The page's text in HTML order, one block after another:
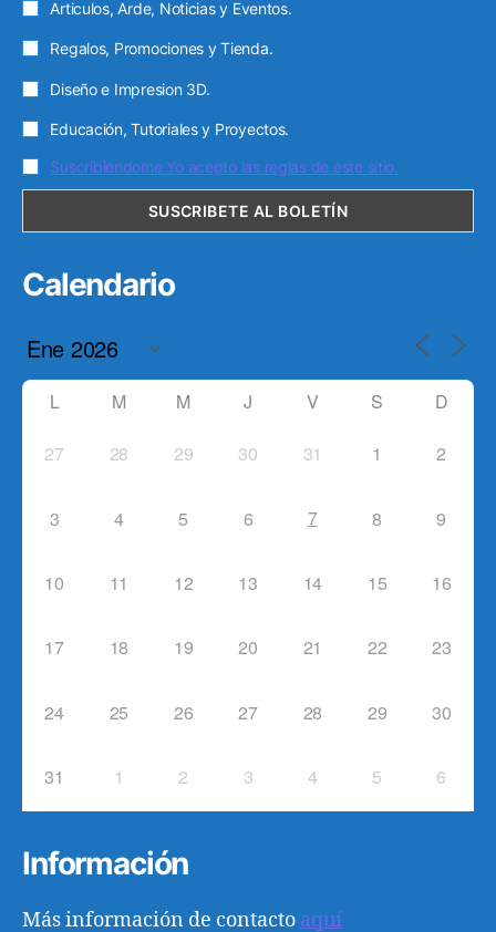
Articulos, Arde, Noticias y Eventos.
Regalos, Promociones y Tienda.
Diseño e Impresion 3D.
Educación, Tutoriales y Proyectos.
Suscribiendome Yo acepto las reglas de este sitio.
Calendario
L M M J V S D
27 28 29 30 31 1 2
3 4 5 6 7 8 9
10 11 12 13 14 15 16
17 18 19 20 21 22 23
24 25 26 27 28 29 30
31 1 2 3 4 5 6
Información
Más información de contacto aquí